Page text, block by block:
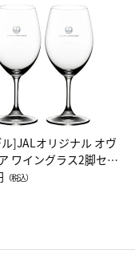
]JALオリジナル オヴ
ワイングラス2脚セッ
ドワイン）
（税込）